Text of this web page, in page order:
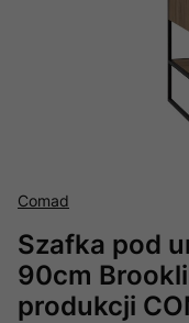
Comad
Szafka pod
90cm
produkcji